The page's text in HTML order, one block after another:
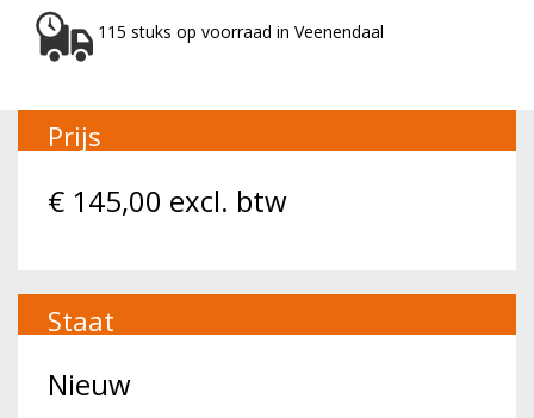
115 stuks op voorraad in Veenendaal
Prijs
€ 145,00 excl. btw
Staat
Nieuw